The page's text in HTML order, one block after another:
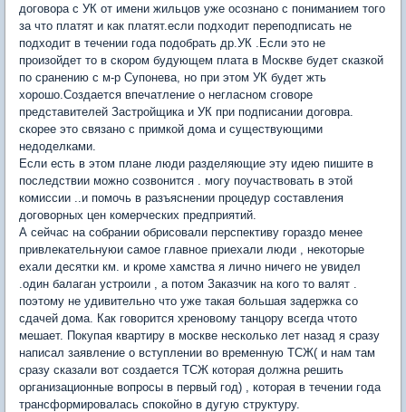
договора с УК от имени жильцов уже осознано с пониманием того
за что платят и как платят.если подходит переподписать не
подходит в течении года подобрать др.УК .Если это не
произойдет то в скором будующем плата в Москве будет сказкой
по сранению с м-р Супонева, но при этом УК будет жть
хорошо.Создается впечатление о негласном сговоре
представителей Застройщика и УК при подписании договра.
скорее это связано с примкой дома и существующими
недоделками.
Если есть в этом плане люди разделяющие эту идею пишите в
последствии можно созвонится . могу поучаствовать в этой
комиссии ..и помочь в разъяснении процедур составления
договорных цен комерческих предприятий.
А сейчас на собрании обрисовали перспективу гораздо менее
привлекательнуюи самое главное приехали люди , некоторые
ехали десятки км. и кроме хамства я лично ничего не увидел
.один балаган устроили , а потом Заказчик на кого то валят .
поэтому не удивительно что уже такая большая задержка со
сдачей дома. Как говорится хреновому танцору всегда чтото
мешает. Покупая квартиру в москве несколько лет назад я сразу
написал заявление о вступлении во временную ТСЖ( и нам там
сразу сказали вот создается ТСЖ которая должна решить
организационные вопросы в первый год) , которая в течении года
трансформировалась спокойно в дугую структуру.